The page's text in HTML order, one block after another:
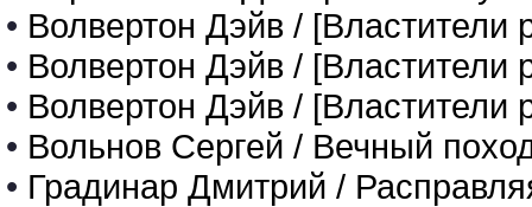
• Волвертон Дэйв / [Властители
• Волвертон Дэйв / [Властители
• Волвертон Дэйв / [Властители
• Вольнов Сергей / Вечный
• Градинар Дмитрий /